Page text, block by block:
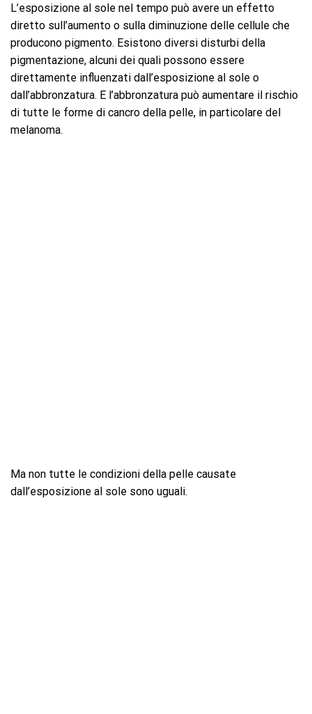
L’esposizione al sole nel tempo può avere un effetto
diretto sull’aumento o sulla diminuzione delle cellule che
producono pigmento. Esistono diversi disturbi della
pigmentazione, alcuni dei quali possono essere
direttamente influenzati dall’esposizione al sole o
dall’abbronzatura. E l’abbronzatura può aumentare il rischio
di tutte le forme di cancro della pelle, in particolare del
melanoma.
Ma non tutte le condizioni della pelle causate
dall’esposizione al sole sono uguali.